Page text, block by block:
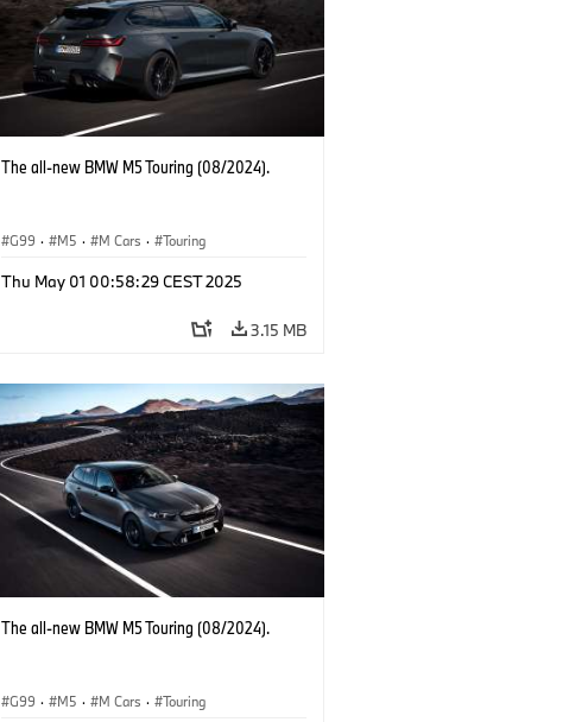
The all-new BMW M5 Touring (08/2024).
G99 · M5 · M Cars · Touring
Thu May 01 00:58:29 CEST 2025
3.15 MB
The all-new BMW M5 Touring (08/2024).
G99 · M5 · M Cars · Touring